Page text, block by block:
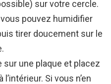
sur votre cercle.
pouvez humidifier
tirer doucement sur le
une plaque et placez
Si vous n’en